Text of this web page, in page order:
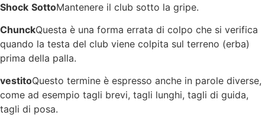
Shock SottoMantenere il club sotto la gripe.
ChunckQuesta è una forma errata di colpo che si verifica
quando la testa del club viene colpita sul terreno (erba)
prima della palla.
vestitoQuesto termine è espresso anche in parole diverse,
come ad esempio tagli brevi, tagli lunghi, tagli di guida,
tagli di posa.